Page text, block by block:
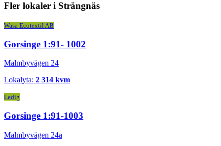
Fler lokaler i Strängnäs
Wasa Ecotextil AB
Gorsinge 1:91- 1002
Malmbyvägen 24
Lokalyta: 2 314 kvm
Ledig
Gorsinge 1:91-1003
Malmbyvägen 24a